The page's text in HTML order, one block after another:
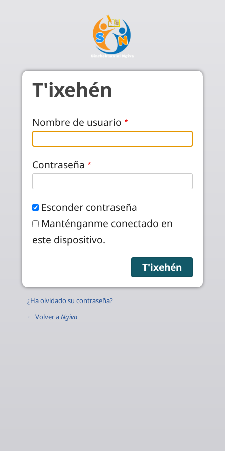
T'ixehén
Nombre de usuario
Contraseña
Esconder contraseña
Manténganme conectado en
este dispositivo.
¿Ha olvidado su contraseña?
← Volver aNgiva